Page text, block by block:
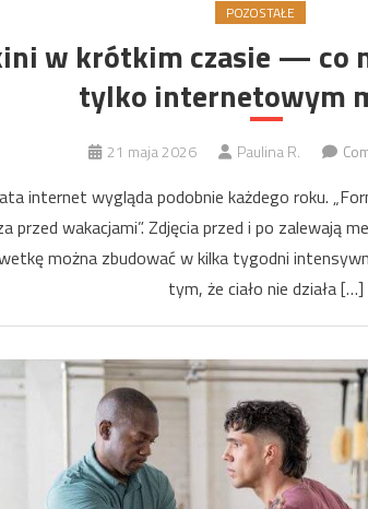
POZOSTAŁE
w krótkim czasie — co
tylko internetowym
21 maja 2026 Paulina R.
internet wygląda podobnie każdego roku.
przed wakacjami”. Zdjęcia przed i po zalewają
można zbudować w kilka tygodni
tym, że ciało nie działa […]